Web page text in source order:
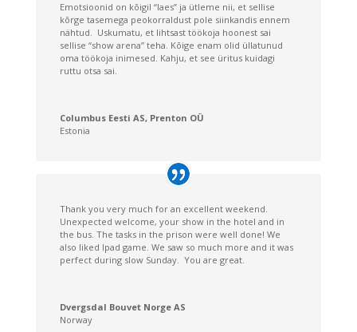
Emotsioonid on kõigil “laes” ja ütleme nii, et sellise
kõrge tasemega peokorraldust pole siinkandis ennem
nähtud. Uskumatu, et lihtsast töökoja hoonest sai
sellise “show arena” teha. Kõige enam olid üllatunud
oma töökoja inimesed. Kahju, et see üritus kuidagi
ruttu otsa sai.
Columbus Eesti AS, Prenton OÜ
Estonia
Soovin tänada väga vahva päeva eest laupäeval. Kõik oli
väga hästi organiseeritud ja detailideni läbi mõelnud.
Birgit oli väga abivalmis ja ka vastutulelik, kuna kahjuks
meie külalistel läheks lõunasöögiga veidi kauem ja
soomlased olid nii rõõmsad, et sellest osa said. Juuso
tundis ennast ekstra erilisena, et just tema välja valiti 🙂
Thank you very much for an excellent weekend.
Unexpected welcome, your show in the hotel and in
the bus. The tasks in the prison were well done! We
also liked Ipad game. We saw so much more and it was
perfect during slow Sunday. You are great.
Dvergsdal Bouvet Norge AS
Norway